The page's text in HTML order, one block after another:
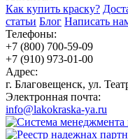
Как купить краску?
статьи Блог Написать
Телефоны:
+7 (800) 700-59-09
+7 (910) 973-01-00
Адрес:
г. Благовещенск, ул.
Электронная почта:
info@lakokraska-ya.ru